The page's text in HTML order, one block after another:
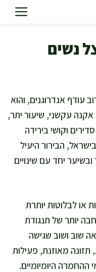
נשים
עודף אנדרוגנים, והוא
אקנה עקשני, שיעור יתר,
וקושי בירידה
הבירור היעיל
יחד עם שינויים
או לבלוטות יותרת
יותר של תנגודת
שוב ושוב שגישה
מאוזנת, פעילות
ההחמרה היומיומיים.